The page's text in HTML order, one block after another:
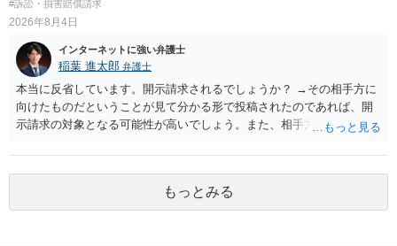
#訴訟・損害賠償請求
2026年8月4日
インターネットに強い弁護士
稲葉 進太郎 弁護士
本当に反省しています。開示請求されるでしょうか？ →その相手方に
向けたものだということが見て分かる形で投稿されたのであれば、開
示請求の対象となる可能性が高いでしょう。また、相手方の投稿した
と存じます。発信者情報開示請求が進むと、投稿に使った回線の契約
者のところに、意見照会がなされます。アカウント情報開示の場合
は、アカウントの登録メールに意見照会がなされます。 また、された
場合賠償金はいくらでしょうか。 →ケースバイケースであり、数万円
もっとみる